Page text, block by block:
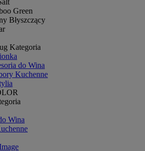
Green
Błyszczący
Kategoria
do Wina
Kuchenne
Wina